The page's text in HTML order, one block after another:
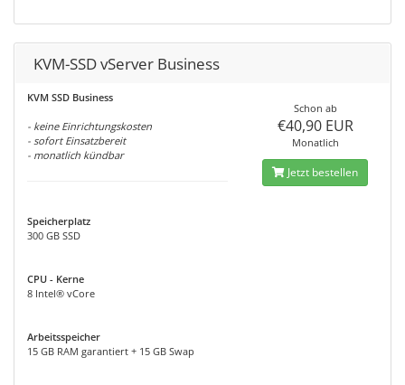
KVM-SSD vServer Business
KVM SSD Business
- keine Einrichtungskosten
- sofort Einsatzbereit
- monatlich kündbar
Speicherplatz
300 GB SSD
CPU - Kerne
8 Intel® vCore
Arbeitsspeicher
15 GB RAM garantiert + 15 GB Swap
Schon ab
€40,90 EUR
Monatlich
Jetzt bestellen